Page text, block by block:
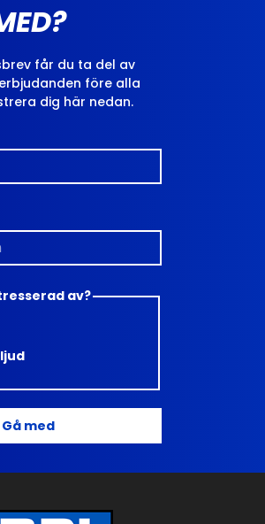
får du ta del av
före alla
dig här nedan.
av?
Gå med